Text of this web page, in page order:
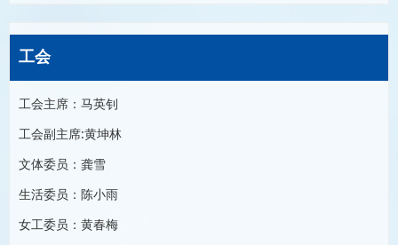
工会
工会主席：马英钊
工会副主席:黄坤林
文体委员：龚雪
生活委员：陈小雨
女工委员：黄春梅